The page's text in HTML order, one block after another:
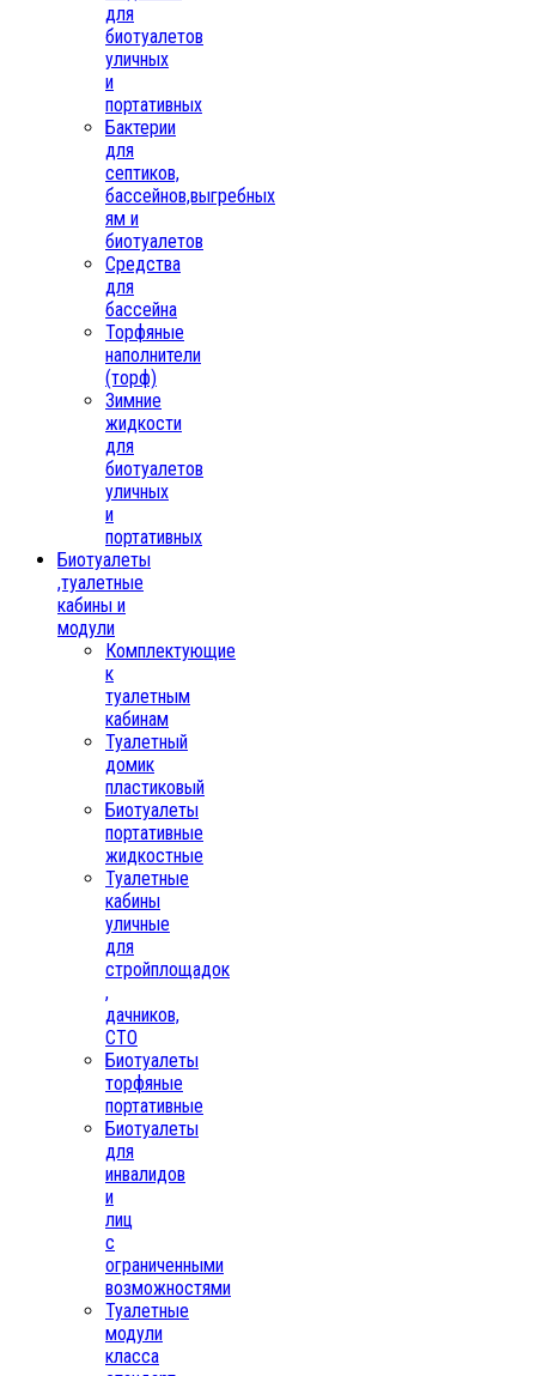
для
биотуалетов
уличных
и
портативных
Бактерии
для
септиков,
бассейнов,выгребных
ям и
биотуалетов
Средства
для
бассейна
Торфяные
наполнители
(торф)
Зимние
жидкости
для
биотуалетов
уличных
и
портативных
Биотуалеты
,туалетные
кабины и
модули
Комплектующие
к
туалетным
кабинам
Туалетный
домик
пластиковый
Биотуалеты
портативные
жидкостные
Туалетные
кабины
уличные
для
стройплощадок
,
дачников,
СТО
Биотуалеты
торфяные
портативные
Биотуалеты
для
инвалидов
и
лиц
с
ограниченными
возможностями
Туалетные
модули
класса